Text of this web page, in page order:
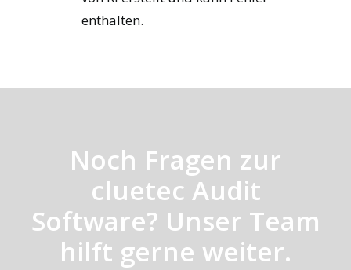
enthalten.
Noch Fragen zur
cluetec Audit
Software? Unser Team
hilft gerne weiter.